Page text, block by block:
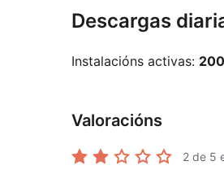
Descargas
Instalacións activas:
Valoracións
2 de 5